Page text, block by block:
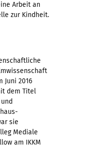
Arbeit an
zur Kindheit.
Juni 2016
dem Titel
sie
Mediale
am IKKM